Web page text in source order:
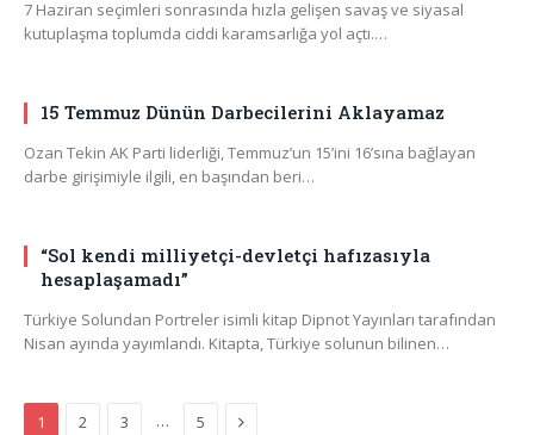
7 Haziran seçimleri sonrasında hızla gelişen savaş ve siyasal
kutuplaşma toplumda ciddi karamsarlığa yol açtı.…
15 Temmuz Dünün Darbecilerini Aklayamaz
Ozan Tekin AK Parti liderliği, Temmuz’un 15’ini 16’sına bağlayan
darbe girişimiyle ilgili, en başından beri…
“Sol kendi milliyetçi-devletçi hafızasıyla
hesaplaşamadı”
Türkiye Solundan Portreler isimli kitap Dipnot Yayınları tarafından
Nisan ayında yayımlandı. Kitapta, Türkiye solunun bilinen…
1 2 3 … 5 Next